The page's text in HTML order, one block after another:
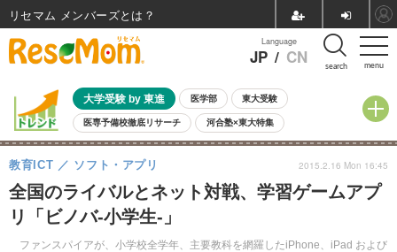
menu
Language
JP / CN search
大学受験 by 東進 医学部 東大受験
医専予備校徹底リサーチ 河合塾×東大特集
親子で考える大学選び 高校受験 中学受験 小学校受験
共通テスト 夏休み 8月開催学校説明会・相談会
8月開催イベント・WS 全国公立高校 過去問 人気記事
自由研究教材（小学生向け） 自由研究教材（中学生向け）
全国のライバルとネット対戦、学習ゲームアプ
リ「ビノバ-小学生-」
ファンスパイアが、小学校全学年、主要教科を網羅したiPhone、iPad および
教育ICT ソフト・アプリ 2015.2.16 Mon 16:45
リセマム メンバーズ